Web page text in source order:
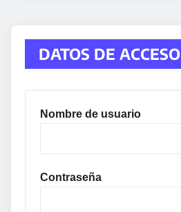
DATOS DE ACCESO
Nombre de usuario
Contraseña